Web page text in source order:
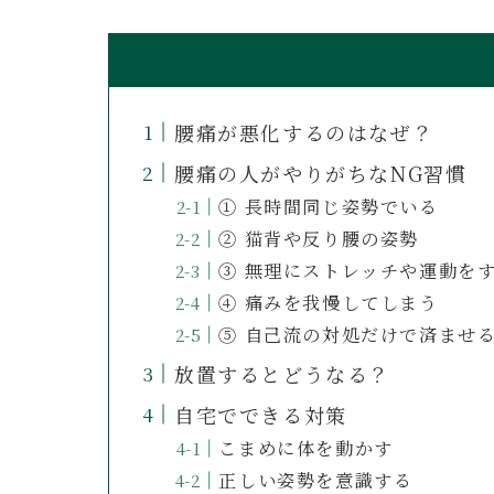
腰痛が悪化するのはなぜ？
腰痛の人がやりがちなNG習慣
① 長時間同じ姿勢でいる
② 猫背や反り腰の姿勢
③ 無理にストレッチや運動を
④ 痛みを我慢してしまう
⑤ 自己流の対処だけで済ませる
放置するとどうなる？
自宅でできる対策
こまめに体を動かす
正しい姿勢を意識する